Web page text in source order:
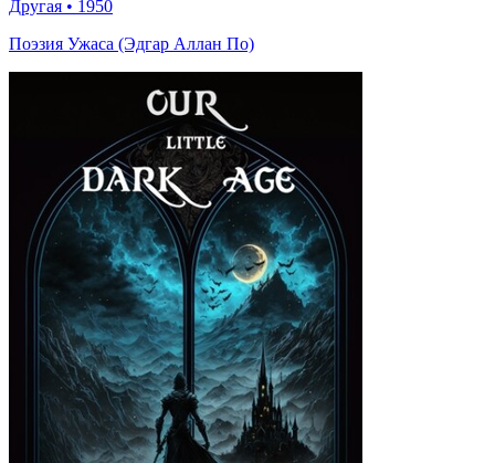
Другая • 1950
Поэзия Ужаса (Эдгар Аллан По)